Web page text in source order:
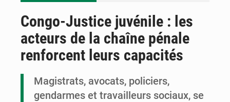
Compétitions africaines : la CAF ferme la porte à l’AC Léopards et à l’AS Otohô
Congo : l’UDSN célèbre 393 nouveaux diplômés et mise sur l’excellence académique
Congo : deux nouveaux ambassadeurs présentent leurs lettres de créance
Congo-Justice juvénile : les
acteurs de la chaîne pénale
renforcent leurs capacités
Magistrats, avocats, policiers,
gendarmes et travailleurs sociaux, se